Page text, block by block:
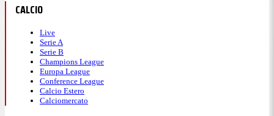
CALCIO
Live
Serie A
Serie B
Champions League
Europa League
Conference League
Calcio Estero
Calciomercato